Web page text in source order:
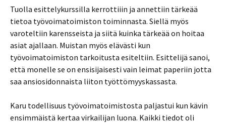
Tuolla esittelykurssilla kerrottiiin ja annettiin tärkeää
tietoa työvoimatoimiston toiminnasta. Siellä myös
varoteltiin karensseista ja siitä kuinka tärkeää on hoitaa
asiat ajallaan. Muistan myös elävästi kun
työvoimatoimiston tarkoitusta esiteltiin. Esittelijä sanoi,
että monelle se on ensisijaisesti vain leimat paperiin jotta
saa ansiosidonnaista liiton työttömyyskassasta.
Karu todellisuus työvoimatoimistosta paljastui kun kävin
ensimmäistä kertaa virkailijan luona. Kaikki tiedot oli